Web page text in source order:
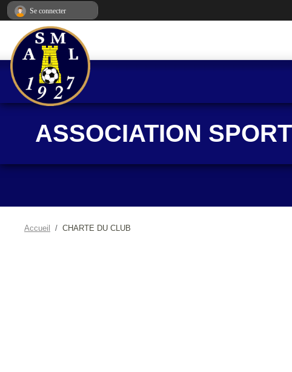
ASSOCIATION
Accueil CHARTE DU CLUB
Se connecter
Panneau de gestion des cookies